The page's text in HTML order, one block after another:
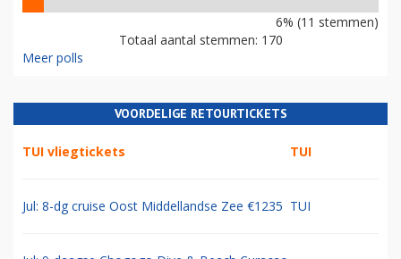
6% (11 stemmen)
Totaal aantal stemmen: 170
Meer polls
VOORDELIGE RETOURTICKETS
TUI vliegtickets TUI
Jul: 8-dg cruise Oost Middellandse Zee €1235 TUI